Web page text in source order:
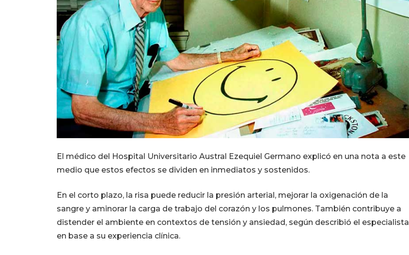
El médico del Hospital Universitario Austral Ezequiel Germano explicó en una nota a este
medio que estos efectos se dividen en inmediatos y sostenidos.
En el corto plazo, la risa puede reducir la presión arterial, mejorar la oxigenación de la
sangre y aminorar la carga de trabajo del corazón y los pulmones. También contribuye a
distender el ambiente en contextos de tensión y ansiedad, según describió el especialista
en base a su experiencia clínica.